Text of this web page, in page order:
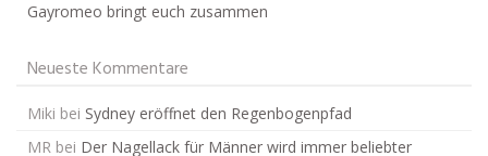
Gayromeo bringt euch zusammen
Neueste Kommentare
Miki bei Sydney eröffnet den Regenbogenpfad
MR bei Der Nagellack für Männer wird immer beliebter